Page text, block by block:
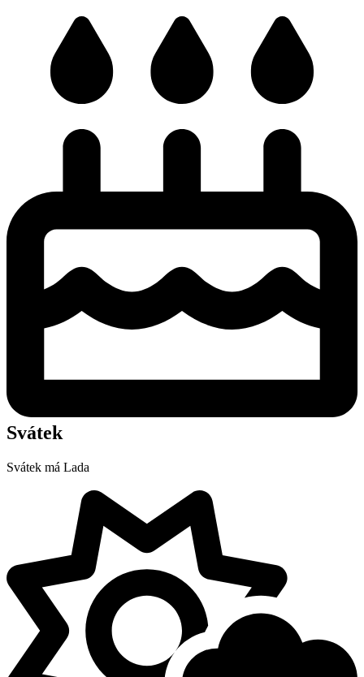
Svátek
Svátek má Lada